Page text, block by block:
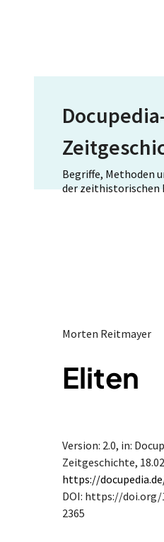
Begriffe, Methoden
der zeithistorischen
Morten Reitmayer
Eliten
Version: 2.0, in:
Zeitgeschichte,
https://
DOI: https://doi.org/
2365